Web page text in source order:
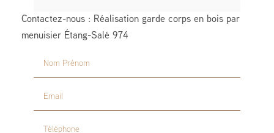
Contactez-nous : Réalisation garde corps en bois par
menuisier Étang-Salé 974
Nom Prénom
Email
Téléphone